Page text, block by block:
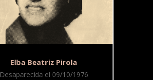
Elba Beatriz Pirola
Desaparecida el 09/10/1976